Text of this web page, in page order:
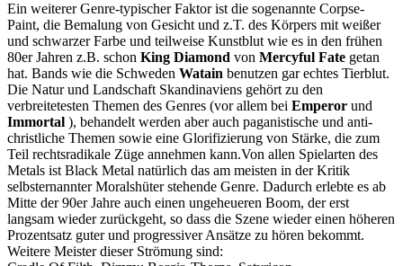
Ein weiterer Genre-typischer Faktor ist die sogenannte Corpse-
Paint, die Bemalung von Gesicht und z.T. des Körpers mit weißer
und schwarzer Farbe und teilweise Kunstblut wie es in den frühen
80er Jahren z.B. schon King Diamond von Mercyful Fate getan
hat. Bands wie die Schweden Watain benutzen gar echtes Tierblut.
Die Natur und Landschaft Skandinaviens gehört zu den
verbreitetesten Themen des Genres (vor allem bei Emperor und
Immortal ), behandelt werden aber auch paganistische und anti-
christliche Themen sowie eine Glorifizierung von Stärke, die zum
Teil rechtsradikale Züge annehmen kann.Von allen Spielarten des
Metals ist Black Metal natürlich das am meisten in der Kritik
selbsternannter Moralshüter stehende Genre. Dadurch erlebte es ab
Mitte der 90er Jahre auch einen ungeheueren Boom, der erst
langsam wieder zurückgeht, so dass die Szene wieder einen höheren
Prozentsatz guter und progressiver Ansätze zu hören bekommt.
Weitere Meister dieser Strömung sind: